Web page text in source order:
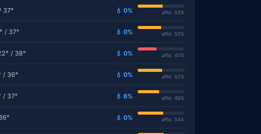
37° 💧 0% affid. 53%
/ 37° 💧 0% affid. 50%
/ 38° 💧 0% affid. 40%
/ 36° 💧 0% affid. 52%
/ 37° 💧 6% affid. 46%
💧 0% affid. 54%